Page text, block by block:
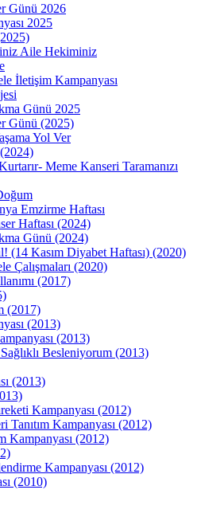
Günü 2026
2025
Aile Hekiminiz
İletişim Kampanyası
Günü 2025
Günü (2025)
Yol Ver
Meme Kanseri Taramanızı
Emzirme Haftası
Haftası (2024)
Günü (2024)
(14 Kasım Diyabet Haftası) (2020)
Çalışmaları (2020)
(2017)
(2017)
(2013)
(2013)
Besleniyorum (2013)
(2013)
Kampanyası (2012)
Tanıtım Kampanyası (2012)
Kampanyası (2012)
Kampanyası (2012)
(2010)